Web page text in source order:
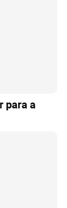
para a